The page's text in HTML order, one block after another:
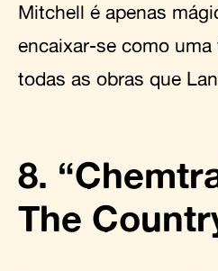
Mitchell é apenas
encaixar-se como
todas as obras que
8.
The